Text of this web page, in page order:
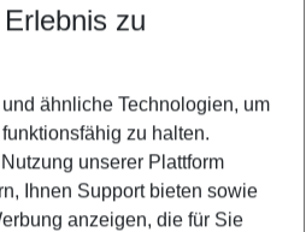
suits your best
5-8 nights
zu
ähnliche Technologien, um
zu halten.
unserer Plattform
Ihnen Support bieten sowie
anzeigen, die für Sie